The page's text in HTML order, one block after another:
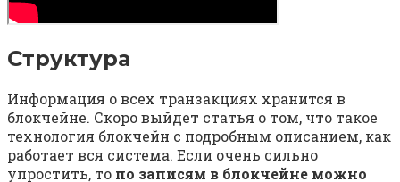
Структура
Информация о всех транзакциях хранится в
блокчейне. Скоро выйдет статья о том, что такое
технология блокчейн с подробным описанием, как
работает вся система. Если очень сильно
упростить, то по записям в блокчейне можно